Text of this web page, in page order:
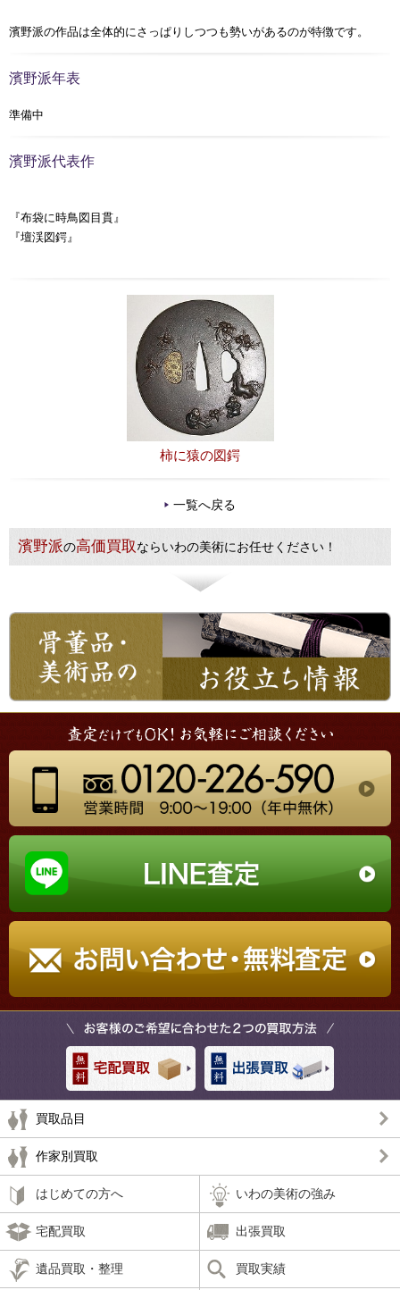
濱野派の作品は全体的にさっぱりしつつも勢いがあるのが特徴です。
濱野派年表
準備中
濱野派代表作
『布袋に時鳥図目貫』
『壇渓図鍔』
柿に猿の図鍔
一覧へ戻る
濱野派の高価買取ならいわの美術にお任せください！
買取品目
作家別買取
はじめての方へ いわの美術の強み
宅配買取 出張買取
遺品買取・整理 買取実績